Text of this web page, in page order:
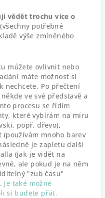
vědět trochu více o
(všechny potřebné
výše zmíněného
můžete ovlivnit nebo
máte možnost si
nechcete. Po přečtení
ve své představě a
procesu se řídím
které vybírám na míru
popř. dřevo),
(používám mnoho barev
je zapletu další
(jak je vidět na
ale pokud je na něm
"zub času"
Je také možné
si budete přát.